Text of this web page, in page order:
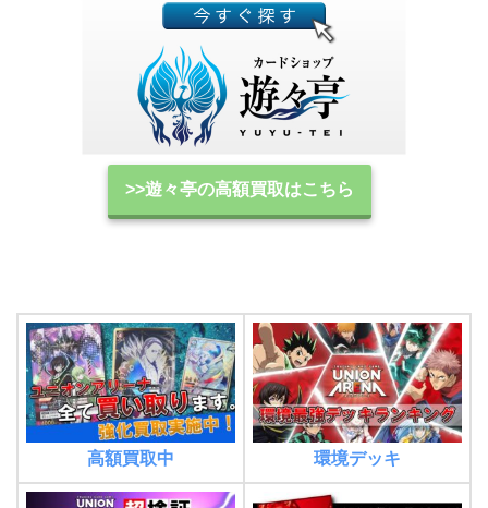
>>遊々亭の高額買取はこちら
高額買取中 環境デッキ